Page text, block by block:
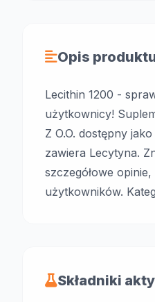
Opis
Lecithin 1200 -
użytkownicy!
Z O.O. dostępny
zawiera Lecytyna.
szczegółowe
użytkowników.
Składniki